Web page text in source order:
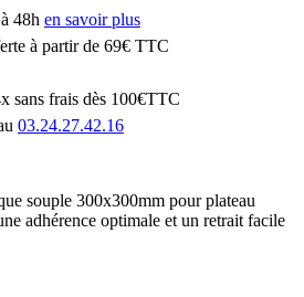
48h en savoir plus
à partir de 69€ TTC
sans frais dès 100€TTC
03.24.27.42.16
souple 300x300mm pour plateau
adhérence optimale et un retrait facile